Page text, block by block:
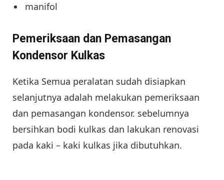
manifol
Pemeriksaan dan Pemasangan
Kondensor Kulkas
Ketika Semua peralatan sudah disiapkan
selanjutnya adalah melakukan pemeriksaan
dan pemasangan kondensor. sebelumnya
bersihkan bodi kulkas dan lakukan renovasi
pada kaki – kaki kulkas jika dibutuhkan.